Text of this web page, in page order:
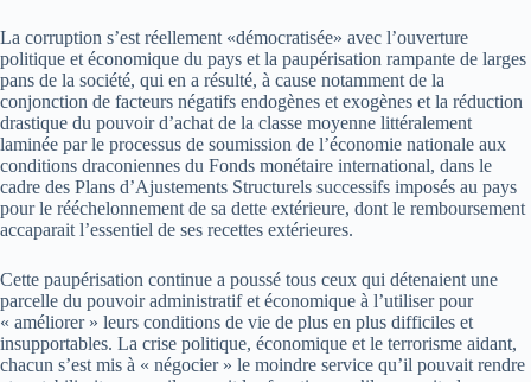
La corruption s’est réellement «démocratisée» avec l’ouverture
politique et économique du pays et la paupérisation rampante de larges
pans de la société, qui en a résulté, à cause notamment de la
conjonction de facteurs négatifs endogènes et exogènes et la réduction
drastique du pouvoir d’achat de la classe moyenne littéralement
laminée par le processus de soumission de l’économie nationale aux
conditions draconiennes du Fonds monétaire international, dans le
cadre des Plans d’Ajustements Structurels successifs imposés au pays
pour le rééchelonnement de sa dette extérieure, dont le remboursement
accaparait l’essentiel de ses recettes extérieures.
Cette paupérisation continue a poussé tous ceux qui détenaient une
parcelle du pouvoir administratif et économique à l’utiliser pour
« améliorer » leurs conditions de vie de plus en plus difficiles et
insupportables. La crise politique, économique et le terrorisme aidant,
chacun s’est mis à « négocier » le moindre service qu’il pouvait rendre